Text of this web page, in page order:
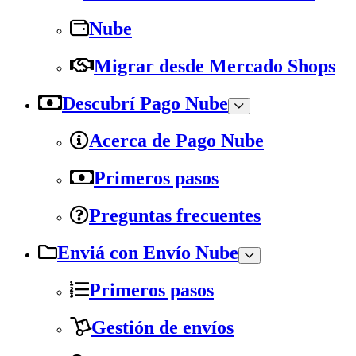
Nube
Migrar desde Mercado Shops
Descubrí Pago Nube
Acerca de Pago Nube
Primeros pasos
Preguntas frecuentes
Enviá con Envío Nube
Primeros pasos
Gestión de envíos